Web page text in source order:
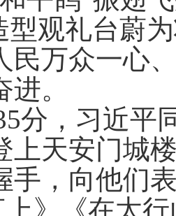
型观礼台蔚
民万众一心
。
分，习近
上天安门城
手，向他们
上》《在太